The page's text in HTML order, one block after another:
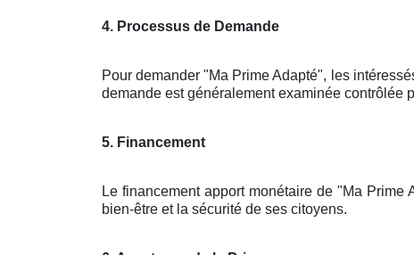
4. Processus de Demande
Pour demander "Ma Prime Adapté", les
demande est généralement examinée contrôlée
5. Financement
Le financement apport monétaire de "Ma
bien-être et la sécurité de ses citoyens.